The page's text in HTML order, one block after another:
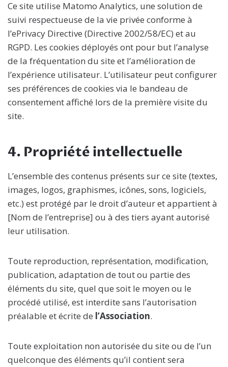
Ce site utilise Matomo Analytics, une solution de
suivi respectueuse de la vie privée conforme à
l’ePrivacy Directive (Directive 2002/58/EC) et au
RGPD. Les cookies déployés ont pour but l’analyse
de la fréquentation du site et l’amélioration de
l’expérience utilisateur. L’utilisateur peut configurer
ses préférences de cookies via le bandeau de
consentement affiché lors de la première visite du
site.
4. Propriété intellectuelle
L’ensemble des contenus présents sur ce site (textes,
images, logos, graphismes, icônes, sons, logiciels,
etc.) est protégé par le droit d’auteur et appartient à
[Nom de l’entreprise] ou à des tiers ayant autorisé
leur utilisation.
Toute reproduction, représentation, modification,
publication, adaptation de tout ou partie des
éléments du site, quel que soit le moyen ou le
procédé utilisé, est interdite sans l’autorisation
préalable et écrite de l’Association.
Toute exploitation non autorisée du site ou de l’un
quelconque des éléments qu’il contient sera